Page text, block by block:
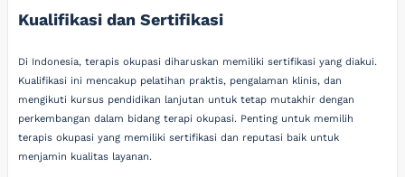
Kualifikasi dan Sertifikasi
Di Indonesia, terapis okupasi diharuskan memiliki sertifikasi yang diakui.
Kualifikasi ini mencakup pelatihan praktis, pengalaman klinis, dan
mengikuti kursus pendidikan lanjutan untuk tetap mutakhir dengan
perkembangan dalam bidang terapi okupasi. Penting untuk memilih
terapis okupasi yang memiliki sertifikasi dan reputasi baik untuk
menjamin kualitas layanan.